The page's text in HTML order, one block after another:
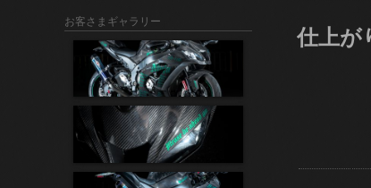
仕上が
お客さまギャラリー